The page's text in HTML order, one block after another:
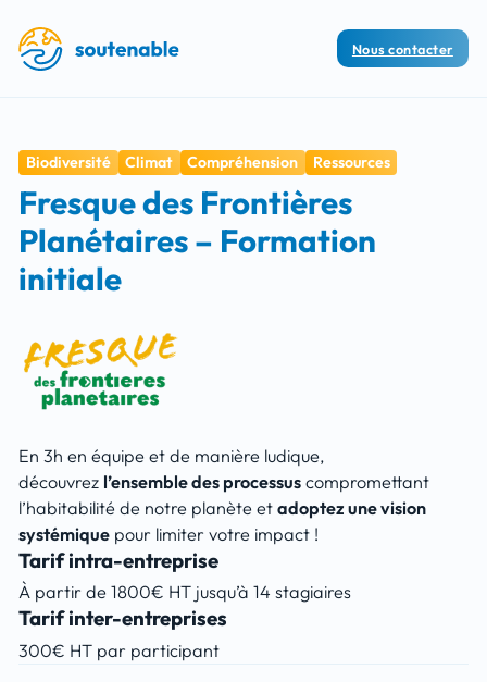
Nous contacter
Biodiversité Climat Compréhension Ressources
Fresque des Frontières
Planétaires – Formation
initiale
En 3h en équipe et de manière ludique,
découvrez l’ensemble des processus compromettant
l’habitabilité de notre planète etadoptez une vision
systémique pour limiter votre impact !
Tarif intra-entreprise
À partir de 1800€ HT jusqu’à 14 stagiaires
Tarif inter-entreprises
300€ HT par participant